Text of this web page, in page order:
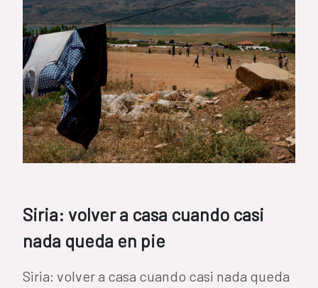
Siria: volver a casa cuando casi
nada queda en pie
Siria: volver a casa cuando casi nada queda